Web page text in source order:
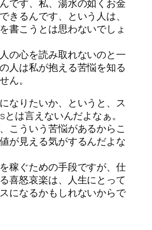
です、私、湯水の如くお金
きるんです、という人は、
書こうとは思わないでしょ
の心を読み取れないのと一
人は私が抱える苦悩を知る
ん。
なりたいか、というと、ス
とは言えないんだよなぁ。
こういう苦悩があるからこ
が見える気がするんだよな
稼ぐための手段ですが、仕
喜怒哀楽は、人生にとって
になるかもしれないからで